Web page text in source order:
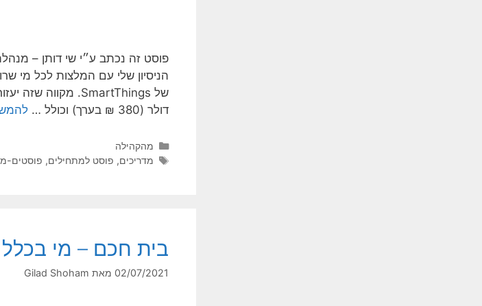
הניסיון שלי עם המלצות לכל מי
דולר (380 ₪ בערך) וכולל …
קטגוריות
מהקהילה
תגיות
מדריכים, פוסט למתחילים, פוסטים-
בית חכם – מי בכלל
02/07/2021 מאת Gilad Shoham